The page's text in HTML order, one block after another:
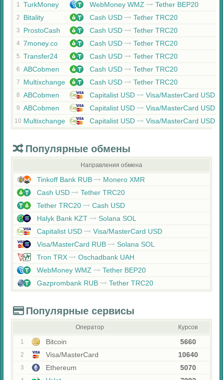
1 TurkMoney WebMoney WMZ Tether BEP20
2 Bitality Cash USD Tether TRC20
3 ProstoCash Cash USD Tether TRC20
4 7money.co Cash USD Tether TRC20
5 Transfer24 Cash USD Tether TRC20
6 ABCobmen Cash USD Tether TRC20
7 Multixchange Cash USD Tether TRC20
8 ABCobmen Capitalist USD Visa/MasterCard USD
9 ABCobmen Capitalist USD Visa/MasterCard USD
10 Multixchange Capitalist USD Visa/MasterCard USD
Популярные обмены
Направления обмена
Tinkoff Bank RUB
Monero XMR
Cash USD
Tether TRC20
Tether TRC20
Cash USD
Halyk Bank KZT
Solana SOL
Capitalist USD
Visa/MasterCard USD
Visa/MasterCard RUB
Solana SOL
Tron TRX
Oschadbank UAH
WebMoney WMZ
Tether BEP20
Gazprombank RUB
Tether TRC20
Популярные сервисы
Оператор Курсов
1 Bitcoin 5660
2 Visa/MasterCard 10640
3 Ethereum 5070